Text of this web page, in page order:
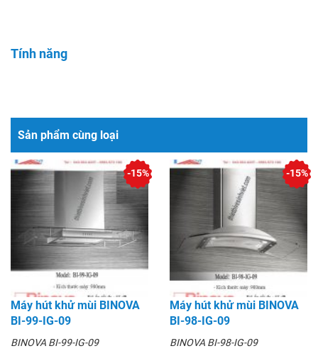
Tính năng
Sản phẩm cùng loại
Máy hút khử mùi BINOVA
BI-99-IG-09
BINOVA BI-99-IG-09
-15%
Máy hút khử mùi BINOVA
BI-98-IG-09
BINOVA BI-98-IG-09
-15%